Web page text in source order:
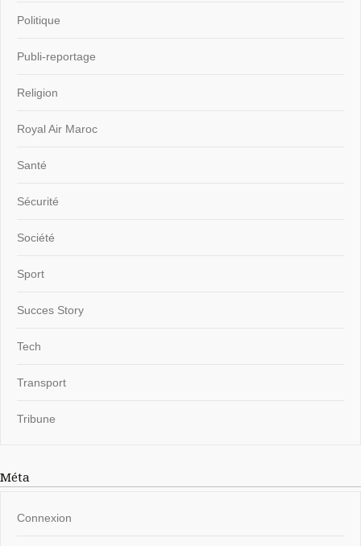
Politique
Publi-reportage
Religion
Royal Air Maroc
Santé
Sécurité
Société
Sport
Succes Story
Tech
Transport
Tribune
Méta
Connexion